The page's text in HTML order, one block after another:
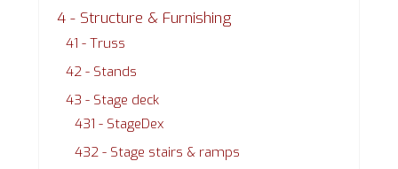
4 - Structure & Furnishing
41 - Truss
42 - Stands
43 - Stage deck
431 - StageDex
432 - Stage stairs & ramps